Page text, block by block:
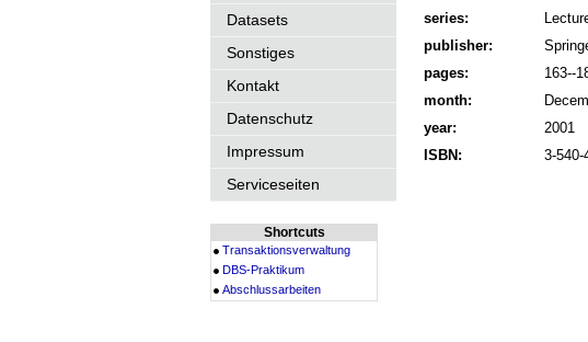
Datasets
Sonstiges
Kontakt
Datenschutz
Impressum
Serviceseiten
Shortcuts
Transaktionsverwaltung
DBS-Praktikum
Abschlussarbeiten
series:
publisher:
pages:
163--
month:
year:
2001
ISBN:
3-540-